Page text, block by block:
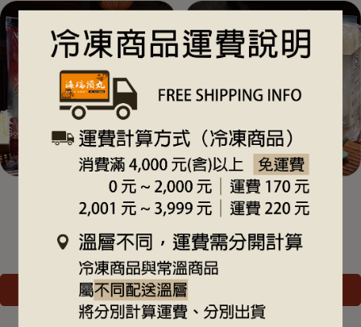
海瑞精裝粗水粉(600g)
NT$150
加入購物車
原味米粉(200g)